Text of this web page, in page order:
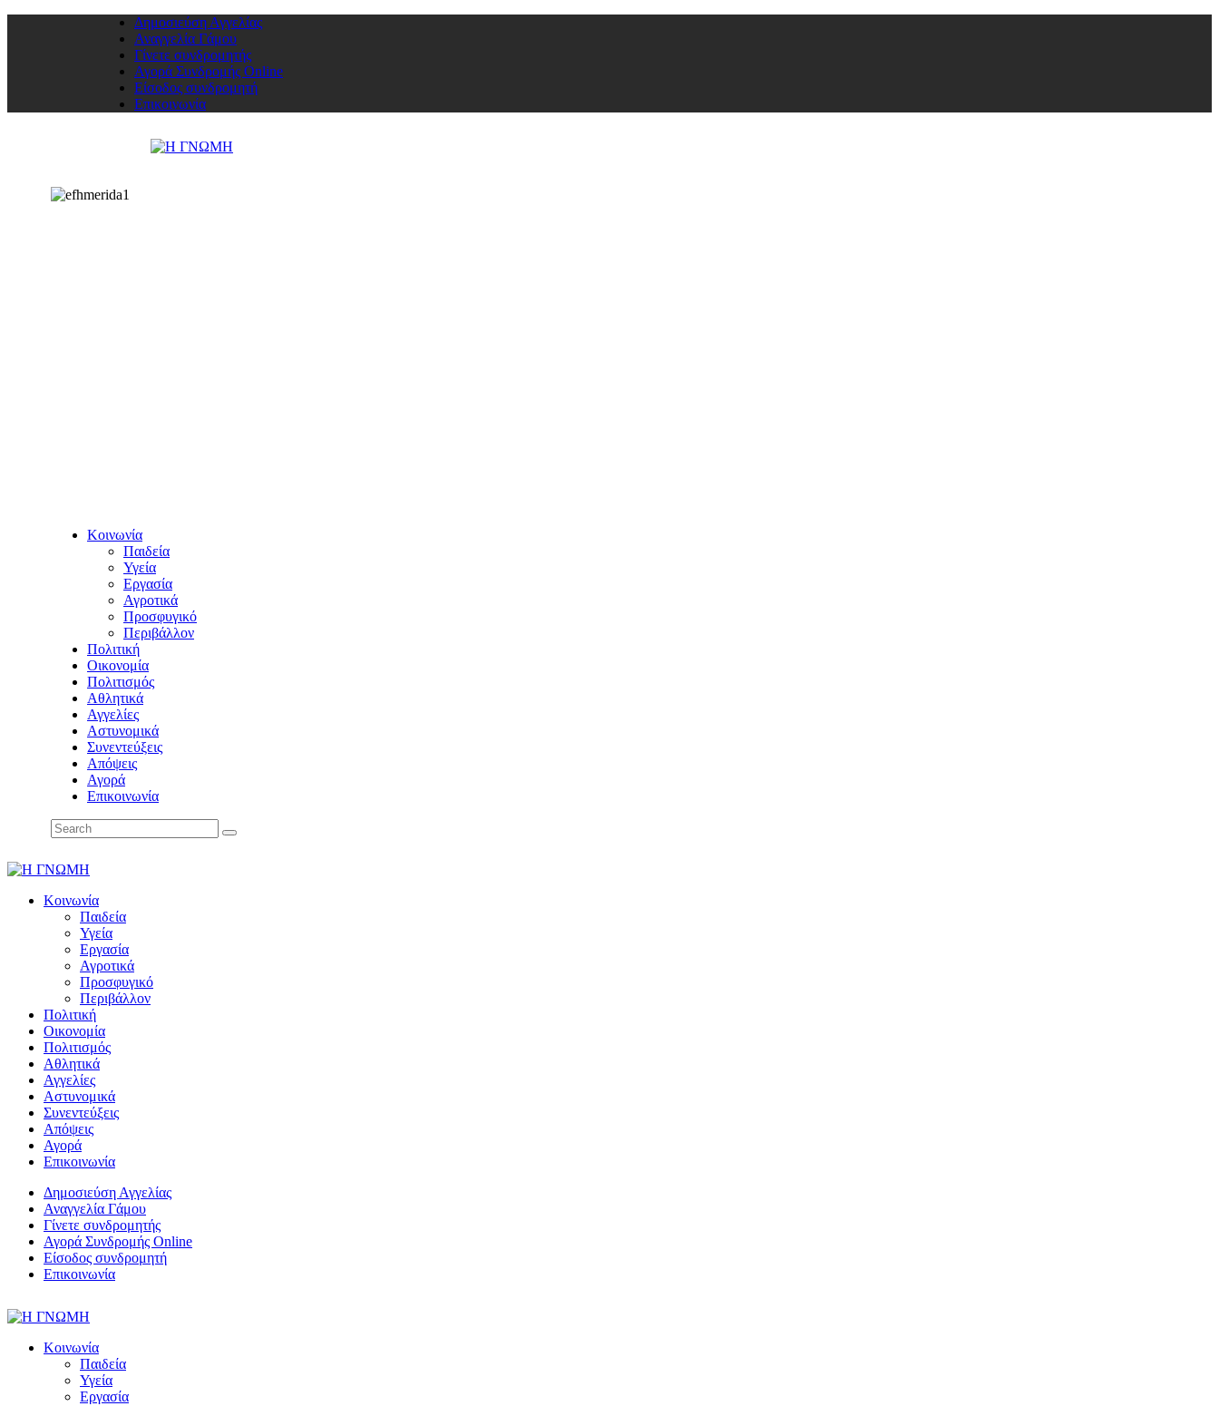
Δημοσιεύση Αγγελίας
Αναγγελία Γάμου
Γίνετε συνδρομητής
Αγορά Συνδρομής Online
Είσοδος συνδρομητή
Επικοινωνία
Κοινωνία
Παιδεία
Υγεία
Εργασία
Αγροτικά
Προσφυγικό
Περιβάλλον
Πολιτική
Οικονομία
Πολιτισμός
Αθλητικά
Αγγελίες
Αστυνομικά
Συνεντεύξεις
Απόψεις
Αγορά
Επικοινωνία
Κοινωνία
Παιδεία
Υγεία
Εργασία
Αγροτικά
Προσφυγικό
Περιβάλλον
Πολιτική
Οικονομία
Πολιτισμός
Αθλητικά
Αγγελίες
Αστυνομικά
Συνεντεύξεις
Απόψεις
Αγορά
Επικοινωνία
Δημοσιεύση Αγγελίας
Αναγγελία Γάμου
Γίνετε συνδρομητής
Αγορά Συνδρομής Online
Είσοδος συνδρομητή
Επικοινωνία
Κοινωνία
Παιδεία
Υγεία
Εργασία